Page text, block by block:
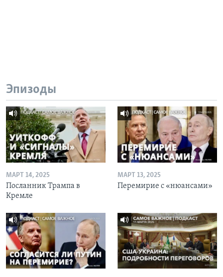
Эпизоды
МАРТ 14, 2025
Посланник Трампа в
Кремле
МАРТ 13, 2025
Перемирие с «нюансами»